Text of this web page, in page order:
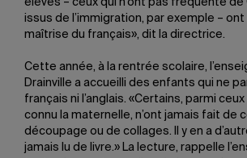
élèves – ceux qui n’ont pas fréquenté de
issus de l’immigration, par exemple –
maîtrise du français», dit la directrice.
Cette année, à la rentrée scolaire,
Drainville a accueilli des enfants qui ne
français ni l’anglais. «Certains, parmi ceux
connu la maternelle, n’ont jamais fait de
découpage ou de collages. Il y en a
jamais lu de livre.» La lecture, rappelle